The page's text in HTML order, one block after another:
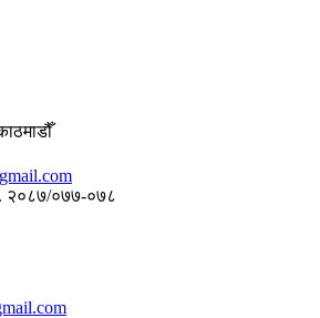
२०८७/०७७-०७८